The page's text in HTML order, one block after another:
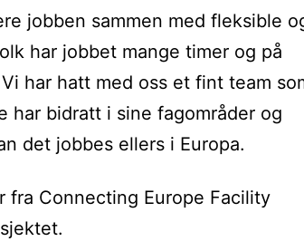
jobben sammen med fleksible
har jobbet mange timer og på
har hatt med oss et fint team
har bidratt i sine fagområder og
det jobbes ellers i Europa.
fra Connecting Europe Facility